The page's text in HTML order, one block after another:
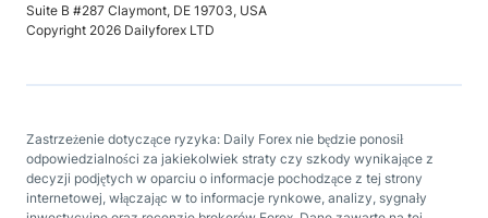
Suite B #287 Claymont, DE 19703, USA
Copyright 2026 Dailyforex LTD
Zastrzeżenie dotyczące ryzyka: Daily Forex nie będzie ponosił
odpowiedzialności za jakiekolwiek straty czy szkody wynikające z
decyzji podjętych w oparciu o informacje pochodzące z tej strony
internetowej, włączając w to informacje rynkowe, analizy, sygnały